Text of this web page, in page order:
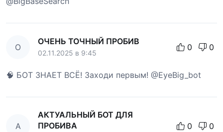
О
ОЧЕНЬ ТОЧНЫЙ ПРОБИВ
02.11.2025 в 9:45
0 0
🧠 БОТ ЗНАЕТ ВСЁ! Заходи первым! @EyeBig_bot
А
АКТУАЛЬНЫЙ БОТ ДЛЯ
ПРОБИВА
0 0